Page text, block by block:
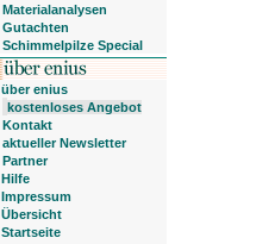
Materialanalysen
Gutachten
Schimmelpilze Special
über enius
kostenloses Angebot
Kontakt
aktueller Newsletter
Partner
Hilfe
Impressum
Übersicht
Startseite